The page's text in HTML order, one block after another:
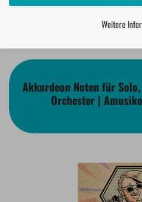
Weitere
Akkordeon Noten für
Orchester |